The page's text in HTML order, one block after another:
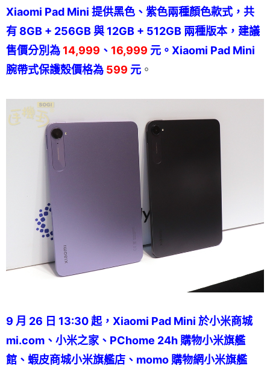
Xiaomi Pad Mini 提供黑色、紫色兩種顏色款式，共
有 8GB + 256GB 與 12GB + 512GB 兩種版本，建議
售價分別為 14,999 、 16,999 元。Xiaomi Pad Mini
腕帶式保護殼價格為 599 元 。
9 月 26 日 13:30 起，Xiaomi Pad Mini​ 於小米商城
mi.com、小米之家、PChome 24h 購物小米旗艦
館、蝦皮商城小米旗艦店、momo 購物網小米旗艦